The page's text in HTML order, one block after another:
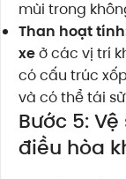
mùi trong
Than hoạt
xeở các vị trí
có cấu trúc
và có thể tái
Bước 5:
điều hòa